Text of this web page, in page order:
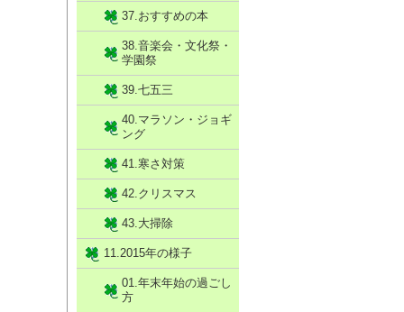
37.おすすめの本
38.音楽会・文化祭・
学園祭
39.七五三
40.マラソン・ジョギ
ング
41.寒さ対策
42.クリスマス
43.大掃除
11.2015年の様子
01.年末年始の過ごし
方